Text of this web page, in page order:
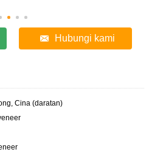
Hubungi kami
Cina (daratan)